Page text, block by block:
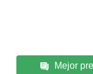
Mejor